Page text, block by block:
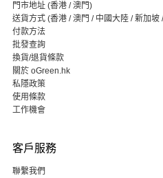
門市地址 (香港 / 澳門)
送貨方式 (香港 / 澳門 / 中國大陸 / 新加
付款方法
批發查詢
換貨/退貨條款
關於 oGreen.hk
私隱政策
使用條款
工作機會
客戶服務
聯繫我們